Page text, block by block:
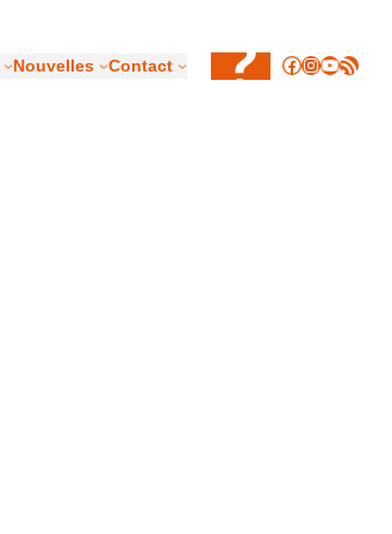
Nouvelles Contact Facebook
Instagram
Flux RSS